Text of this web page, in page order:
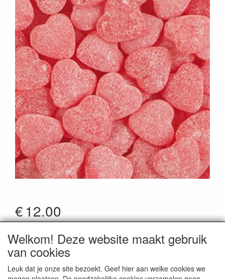
€12.00
*Prijzen zijn inclusief btw
Artikelcode: Haribo2371
Welkom! Deze website maakt gebruik
van cookies
Leuk dat je onze site bezoekt. Geef hier aan welke cookies we